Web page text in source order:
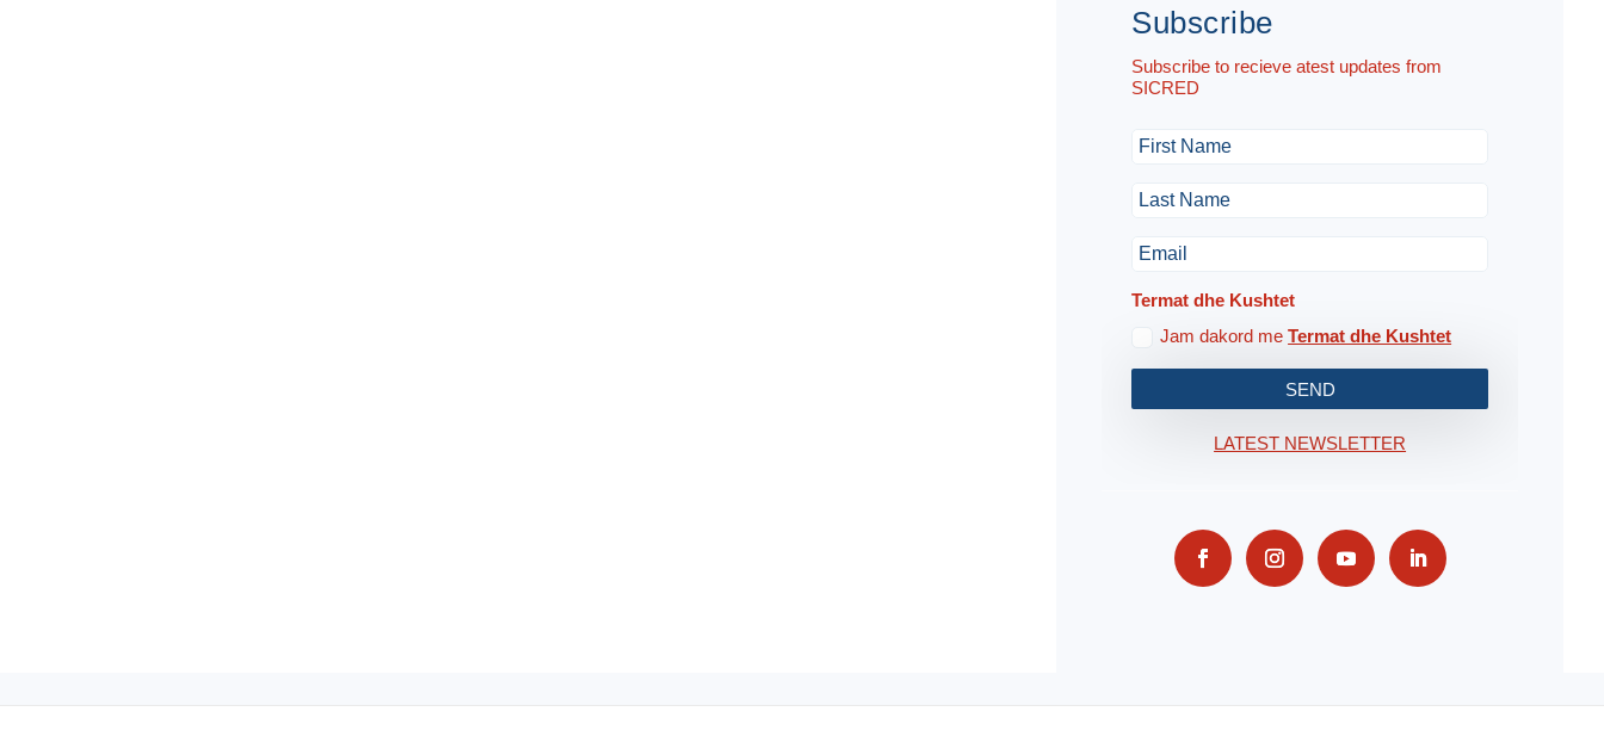
Subscribe
Subscribe to recieve atest updates from
SICRED
Termat dhe Kushtet
Jam dakord meTermat dhe Kushtet
SEND
LATEST NEWSLETTER